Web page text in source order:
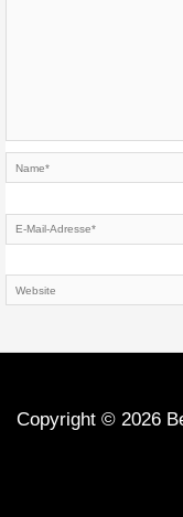
Mail-
Copyright © 2026